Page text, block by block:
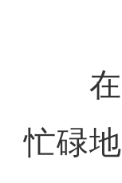
在这
忙碌